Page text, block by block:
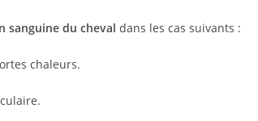
sanguine du cheval dans les cas suivants :
chaleurs.